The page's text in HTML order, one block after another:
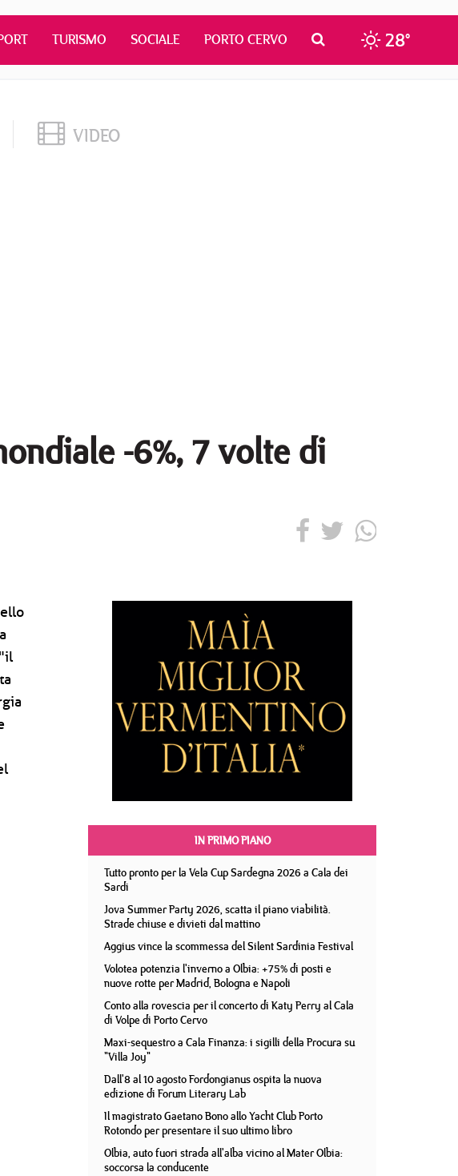
TURISMO SOCIALE PORTO CERVO 28°
VIDEO
-6%, 7 volte di
IN PRIMO PIANO
Tutto pronto per la Vela Cup Sardegna 2026 a Cala dei
Sardi
Jova Summer Party 2026, scatta il piano viabilità.
Strade chiuse e divieti dal mattino
Aggius vince la scommessa del Silent Sardinia Festival
Volotea potenzia l'inverno a Olbia: +75% di posti e
nuove rotte per Madrid, Bologna e Napoli
Conto alla rovescia per il concerto di Katy Perry al Cala
di Volpe di Porto Cervo
Maxi-sequestro a Cala Finanza: i sigilli della Procura su
"Villa Joy"
Dall'8 al 10 agosto Fordongianus ospita la nuova
edizione di Forum Literary Lab
Il magistrato Gaetano Bono allo Yacht Club Porto
Rotondo per presentare il suo ultimo libro
Olbia, auto fuori strada all'alba vicino al Mater Olbia:
soccorsa la conducente